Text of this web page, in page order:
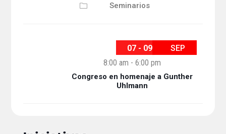
Seminarios
07 - 09
SEP
8:00 am - 6:00 pm
Congreso en homenaje a Gunther
Uhlmann